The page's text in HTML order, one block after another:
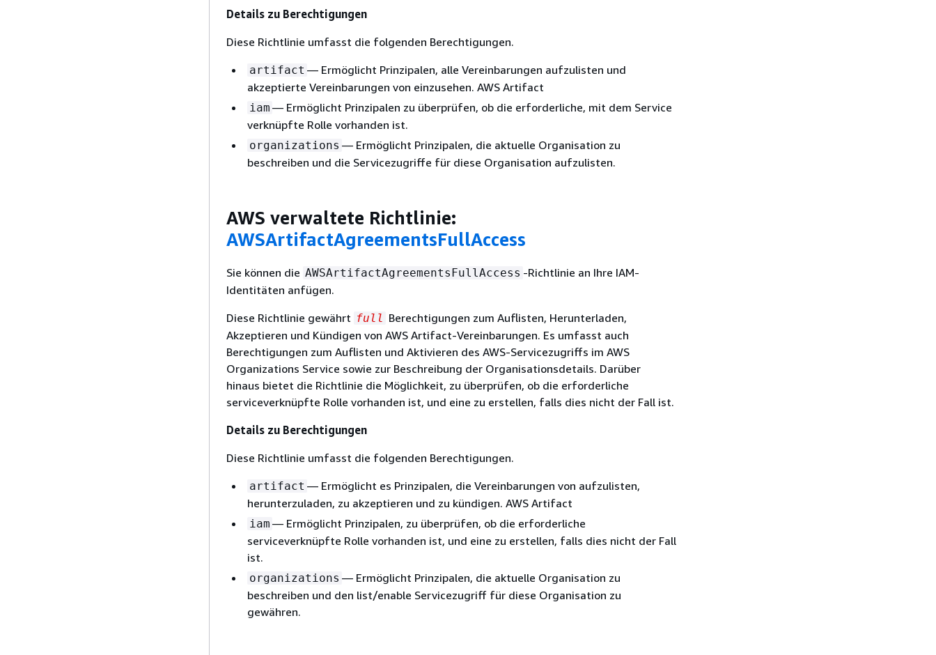
Details zu Berechtigungen
Diese Richtlinie umfasst die folgenden Berechtigungen.
artifact — Ermöglicht Prinzipalen, alle Vereinbarungen aufzulisten und
akzeptierte Vereinbarungen von einzusehen. AWS Artifact
iam — Ermöglicht Prinzipalen zu überprüfen, ob die erforderliche, mit dem Service
verknüpfte Rolle vorhanden ist.
organizations — Ermöglicht Prinzipalen, die aktuelle Organisation zu
beschreiben und die Servicezugriffe für diese Organisation aufzulisten.
AWS verwaltete Richtlinie:
AWSArtifactAgreementsFullAccess
Sie können die AWSArtifactAgreementsFullAccess -Richtlinie an Ihre IAM-
Identitäten anfügen.
Diese Richtlinie gewährt full Berechtigungen zum Auflisten, Herunterladen,
Akzeptieren und Kündigen von AWS Artifact-Vereinbarungen. Es umfasst auch
Berechtigungen zum Auflisten und Aktivieren des AWS-Servicezugriffs im AWS
Organizations Service sowie zur Beschreibung der Organisationsdetails. Darüber
hinaus bietet die Richtlinie die Möglichkeit, zu überprüfen, ob die erforderliche
serviceverknüpfte Rolle vorhanden ist, und eine zu erstellen, falls dies nicht der Fall ist.
Details zu Berechtigungen
Diese Richtlinie umfasst die folgenden Berechtigungen.
artifact — Ermöglicht es Prinzipalen, die Vereinbarungen von aufzulisten,
herunterzuladen, zu akzeptieren und zu kündigen. AWS Artifact
iam — Ermöglicht Prinzipalen, zu überprüfen, ob die erforderliche
serviceverknüpfte Rolle vorhanden ist, und eine zu erstellen, falls dies nicht der Fall
ist.
organizations — Ermöglicht Prinzipalen, die aktuelle Organisation zu
beschreiben und den list/enable Servicezugriff für diese Organisation zu
gewähren.